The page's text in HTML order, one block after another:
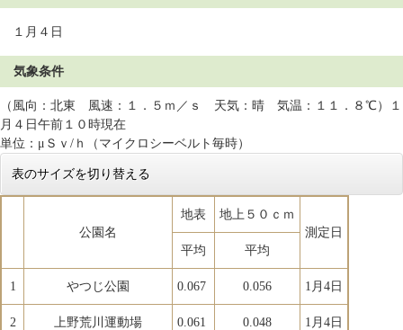
１月４日
気象条件
（風向：北東 風速：１．５ｍ／ｓ 天気：晴 気温：１１．８℃）１
月４日午前１０時現在
単位：μＳｖ/ｈ（マイクロシーベルト毎時）
表のサイズを切り替える
公園名
地表
地上５０ｃｍ
測定日
平均
平均
1 やつじ公園 0.067 0.056 1月4日
2 上野荒川運動場 0.061 0.048 1月4日